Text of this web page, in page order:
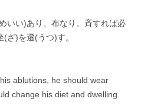
いい)あり、布なり。斉すれば必
ざ)を遷(うつ)す。
ablutions, he should wear
change his diet and dwelling.